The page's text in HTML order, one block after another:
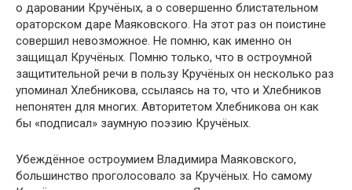
о даровании Кручёных, а о совершенно блистательном
ораторском даре Маяковского. На этот раз он поистине
совершил невозможное. Не помню, как именно он
защищал Кручёных. Помню только, что в остроумной
защитительной речи в пользу Кручёных он несколько раз
упоминал Хлебникова, ссылаясь на то, что и Хлебников
непонятен для многих. Авторитетом Хлебникова он как
бы «подписал» заумную поэзию Кручёных.
Убеждённое остроумием Владимира Маяковского,
большинство проголосовало за Кручёных. Но самому